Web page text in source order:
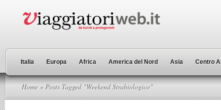
Italia Europa Africa America del Nord Asia Centro
Home » Posts Tagged "Weekend Strabiologico"